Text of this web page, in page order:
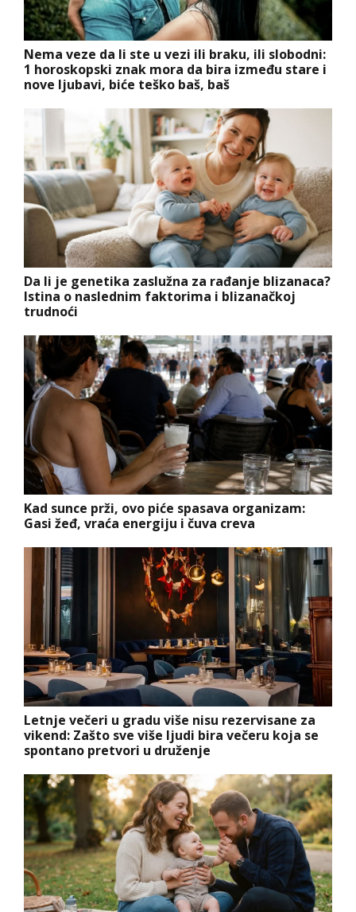
Nema veze da li ste u vezi ili braku, ili slobodni:
1 horoskopski znak mora da bira između stare i
nove ljubavi, biće teško baš, baš
Da li je genetika zaslužna za rađanje blizanaca?
Istina o naslednim faktorima i blizanačkoj
trudnoći
Kad sunce prži, ovo piće spasava organizam:
Gasi žeđ, vraća energiju i čuva creva
Letnje večeri u gradu više nisu rezervisane za
vikend: Zašto sve više ljudi bira večeru koja se
spontano pretvori u druženje